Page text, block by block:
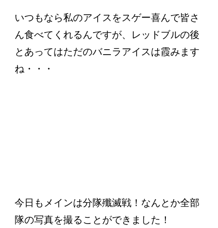
いつもなら私のアイスをスゲー喜んで皆さ
ん食べてくれるんですが、レッドブルの後
とあってはただのバニラアイスは霞みます
ね・・・
今日もメインは分隊殲滅戦！なんとか全部
隊の写真を撮ることができました！